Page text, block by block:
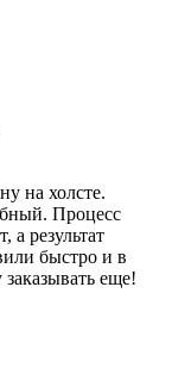
на холсте.
Процесс
а результат
быстро и в
еще!